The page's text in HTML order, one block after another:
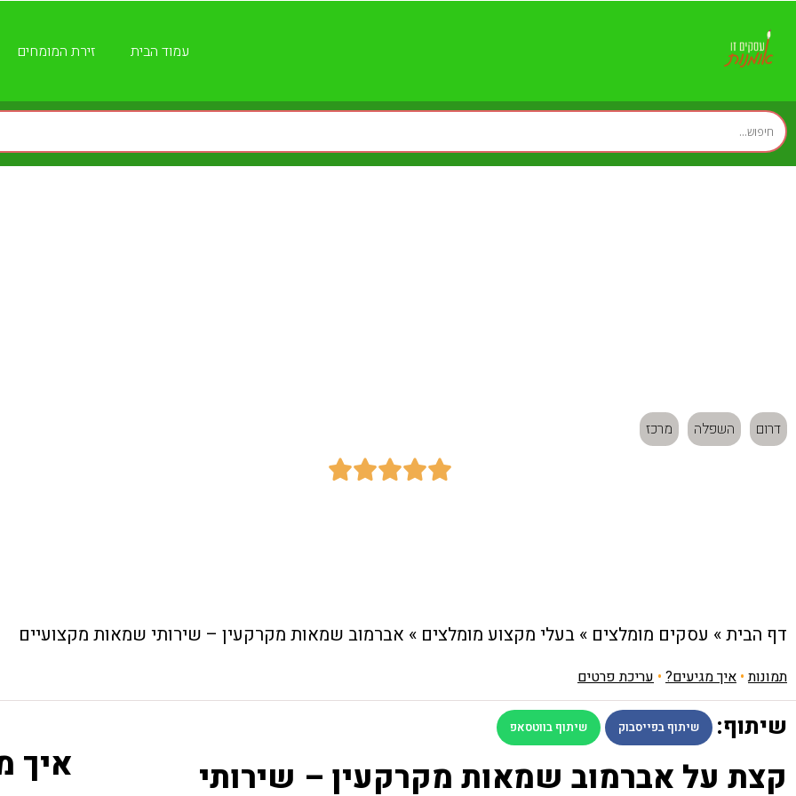
עמוד הבית זירת המומחים
דרום השפלה מרכז





דף הבית» עסקים מומלצים » בעלי מקצוע מומלצים » אברמוב שמאות מקרקעין – שירותי שמאות מקצועיים
תמונות• איך מגיעים? • עריכת פרטים
שיתוף: שיתוף בפייסבוק שיתוף בווטסאפ
קצת על אברמוב שמאות מקרקעין – שירותי איך